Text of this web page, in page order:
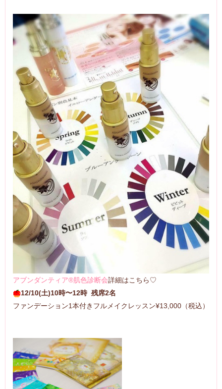
アブンダンティア®︎肌色診断会詳細はこちら♡
12/10(土)10時〜12時 残席2名
ファンデーション1本付きフルメイクレッスン¥13,000（税込）